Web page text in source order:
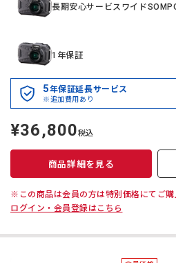
長期安心サービスワイド
1年保証
5年保証延長サービス
※追加費用あり
定
価
¥36,800税込
商品詳細を見る
※この商品は会員の方は特別価格にてご購
ログイン・会員登録はこちら